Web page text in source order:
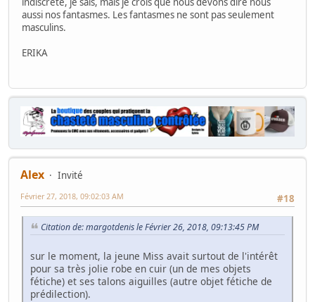
aussi nos fantasmes. Les fantasmes ne sont pas seulement
masculins.
ERIKA
Alex
Invité
#18
Février 27, 2018, 09:02:03 AM
Citation de: margotdenis le Février 26, 2018, 09:13:45 PM
sur le moment, la jeune Miss avait surtout de l'intérêt
pour sa très jolie robe en cuir (un de mes objets
fétiche) et ses talons aiguilles (autre objet fétiche de
prédilection).